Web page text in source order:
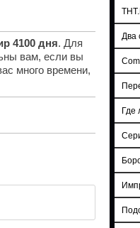
4100 дня. Для
вам, если вы
много времени,
Два
Где